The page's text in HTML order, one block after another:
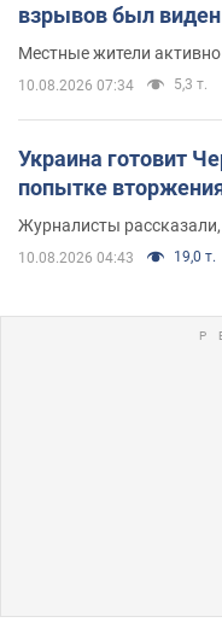
взрывов был
Местные жители
10.08.2026 07:34 5,3 т.
Украина готовит
попытке
Журналисты рассказали,
10.08.2026 04:43 19,0 т.